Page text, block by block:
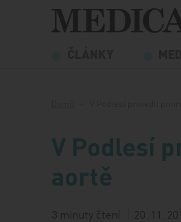
Přeskočit na obsah
V Podlesí
aortě
3 minuty čtení 20. 11.